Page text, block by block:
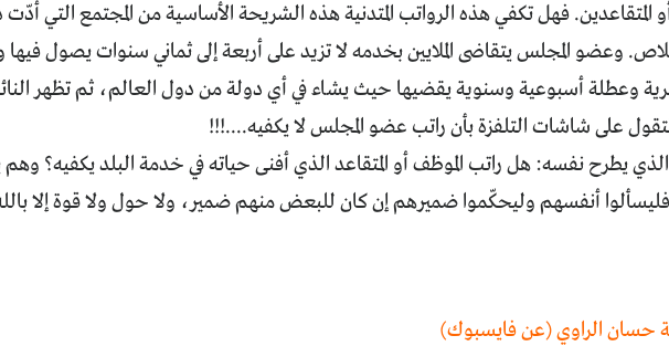
المتقاعدين. فهل تكفي هذه الرواتب المتدنية هذه الشريحة الأساسية من المجتمع التي
وعضو المجلس يتقاضى الملايين بخدمه لا تزيد على أربعة إلى ثماني سنوات يصول
وعطلة أسبوعية وسنوية يقضيها حيث يشاء في أي دولة من دول العالم، ثم تظهر
على شاشات التلفزة بأن راتب عضو المجلس لا يكفيه....!!!
يطرح نفسه: هل راتب الموظف أو المتقاعد الذي أفنى حياته في خدمة البلد يكفيه؟
أنفسهم وليحكّموا ضميرهم إن كان للبعض منهم ضمير، ولا حول ولا قوة إلا
الراوي (عن فايسبوك)